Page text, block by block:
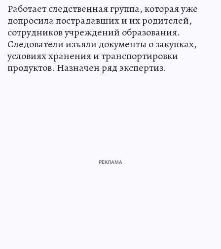
Работает следственная группа, которая уже
допросила пострадавших и их родителей,
сотрудников учреждений образования.
Следователи изъяли документы о закупках,
условиях хранения и транспортировки
продуктов. Назначен ряд экспертиз.